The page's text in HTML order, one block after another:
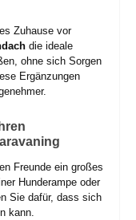
Zuhause vor
die ideale
ohne sich Sorgen
Ergänzungen
Freunde ein großes
Hunderampe oder
Sie dafür, dass sich
kann.